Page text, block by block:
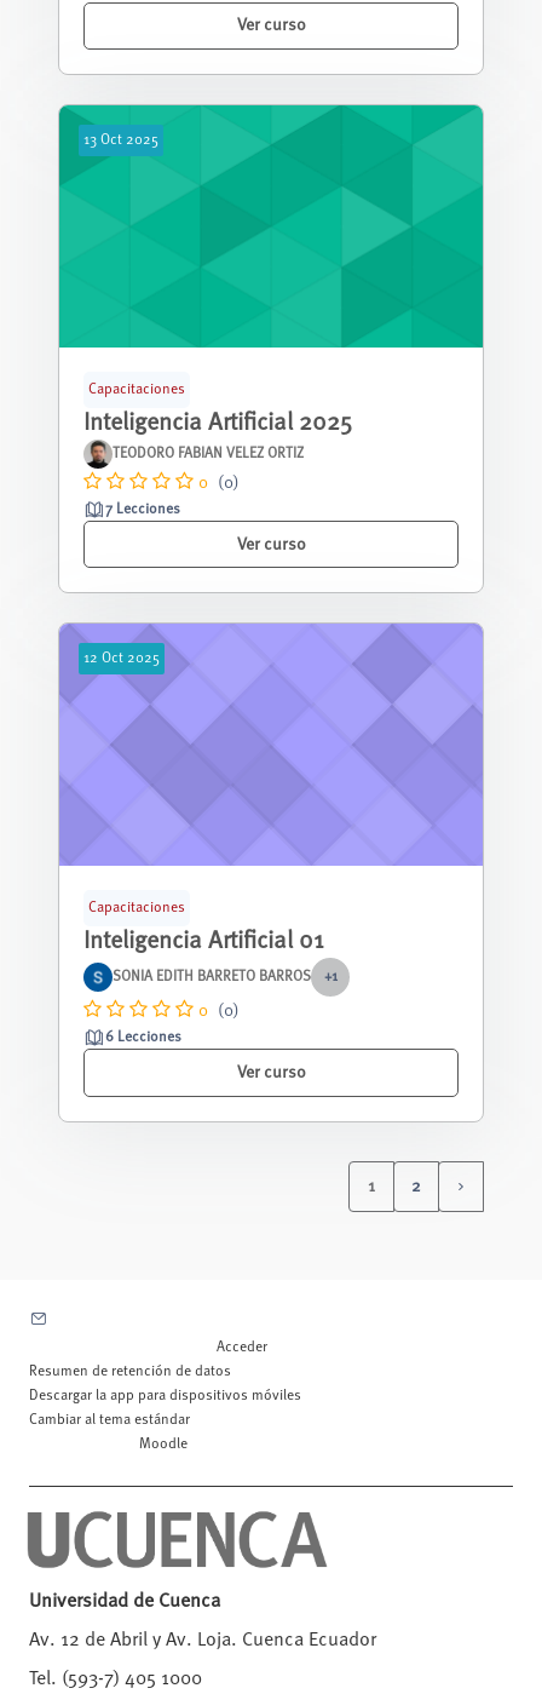
Ver curso
13 Oct 2025
Capacitaciones
Inteligencia Artificial 2025
TEODORO FABIAN VELEZ ORTIZ
0 (0)
7 Lecciones
Ver curso
12 Oct 2025
Capacitaciones
Inteligencia Artificial 01
SONIA EDITH BARRETO BARROS +1
0 (0)
6 Lecciones
Ver curso
1 2
Acceder
Resumen de retención de datos
Descargar la app para dispositivos móviles
Cambiar al tema estándar
Moodle
Universidad de Cuenca
Av. 12 de Abril y Av. Loja. Cuenca Ecuador
Tel. (593-7) 405 1000